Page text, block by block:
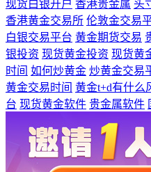
现货白银开户 香港贵金属 头
香港黄金交易所 伦敦金交易
白银交易平台 黄金期货交易
银投资 现货黄金投资 现货黄
时间 如何炒黄金 炒黄金交易
黄金交易时间 黄金t+d有什么
台 现货黄金软件 贵金属软件